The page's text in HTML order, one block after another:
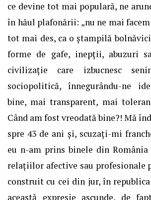
ce devine tot mai populară, ne
în hăul plafonării: „nu ne mai facem
tot mai des, ca o ştampilă
forme de gafe, inepții, abuzuri
civilizație care izbucnesc
sociopolitică, înnegurându-ne
bine, mai transparent, mai
Când am fost vreodată bine?! Mă
spre 43 de ani şi, scuzați-mi
eu n-am prins binele din
relațiilor afective sau profesionale
construit cu cei din jur, în republica
această expresie ascunde, de